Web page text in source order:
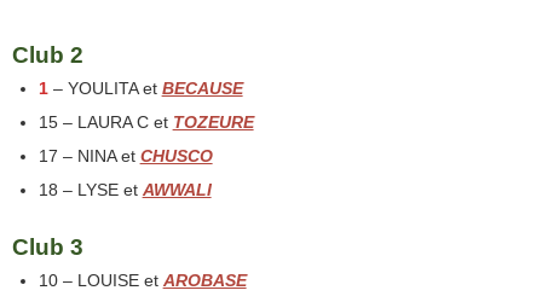
Club 2
1 – YOULITA et BECAUSE
15 – LAURA C et TOZEURE
17 – NINA et CHUSCO
18 – LYSE et AWWALI
Club 3
10 – LOUISE et AROBASE